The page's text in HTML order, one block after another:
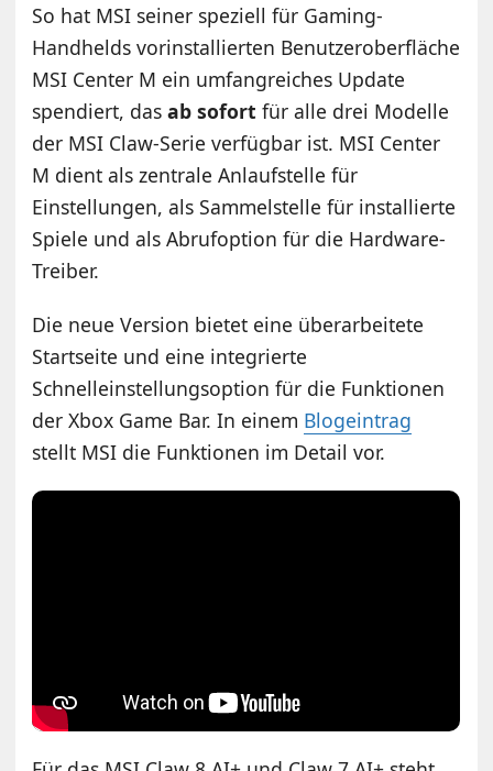
So hat MSI seiner speziell für Gaming-
Handhelds vorinstallierten Benutzeroberfläche
MSI Center M ein umfangreiches Update
spendiert, dasab sofort für alle drei Modelle
der MSI Claw-Serie verfügbar ist. MSI Center
M dient als zentrale Anlaufstelle für
Einstellungen, als Sammelstelle für installierte
Spiele und als Abrufoption für die Hardware-
Treiber.
Die neue Version bietet eine überarbeitete
Startseite und eine integrierte
Schnelleinstellungsoption für die Funktionen
der Xbox Game Bar. In einem Blogeintrag
stellt MSI die Funktionen im Detail vor.